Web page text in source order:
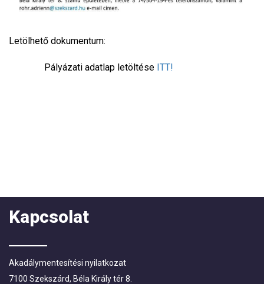
Letölhető dokumentum:
Pályázati adatlap letöltése ITT!
Kapcsolat
Akadálymentesítési nyilatkozat
7100 Szekszárd, Béla Király tér 8.